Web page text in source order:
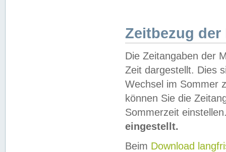
Zeitbezug der
Die Zeitangaben der
Zeit dargestellt. Dies
Wechsel im Sommer
können Sie die
Sommerzeit
eingestellt.
Beim Download